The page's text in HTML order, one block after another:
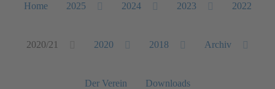
Home 2025 2024 2023 2022
2020/21 2020 2018 Archiv
Der Verein Downloads